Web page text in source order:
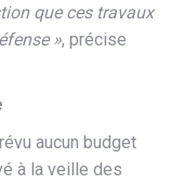
que ces travaux
», précise
aucun budget
à la veille des